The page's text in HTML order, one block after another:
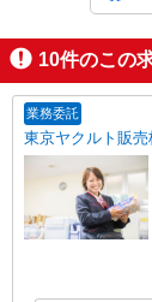
10件のこの
業務委託
東京ヤクルト販